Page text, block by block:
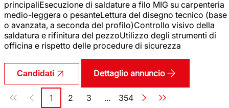
principaliEsecuzione di saldature a filo MIG su carpenteria
medio-leggera o pesanteLettura del disegno tecnico (base
o avanzata, a seconda del profilo)Controllo visivo della
saldatura e rifinitura del pezzoUtilizzo degli strumenti di
officina e rispetto delle procedure di sicurezza
Candidati Dettaglio annuncio
Paginazione
Pagina
1 Pagina
2 Pagina
3 ... Pagina
354